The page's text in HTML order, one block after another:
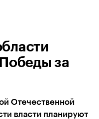
за
Отечественной
власти планируют